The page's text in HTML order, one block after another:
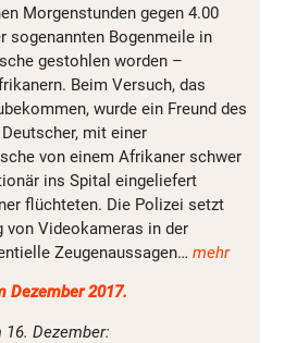
Morgenstunden gegen 4.00
sogenannten Bogenmeile in
gestohlen worden –
Beim Versuch, das
wurde ein Freund des
mit einer
von einem Afrikaner schwer
ins Spital eingeliefert
flüchteten. Die Polizei setzt
von Videokameras in der
Zeugenaussagen… mehr
Dezember 2017.
Dezember: